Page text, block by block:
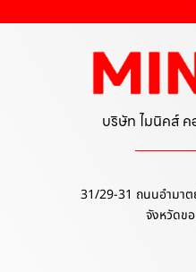
บริษัท ไมนิคส์
31/29-31 ถนนอำมาต
จังหวัดข